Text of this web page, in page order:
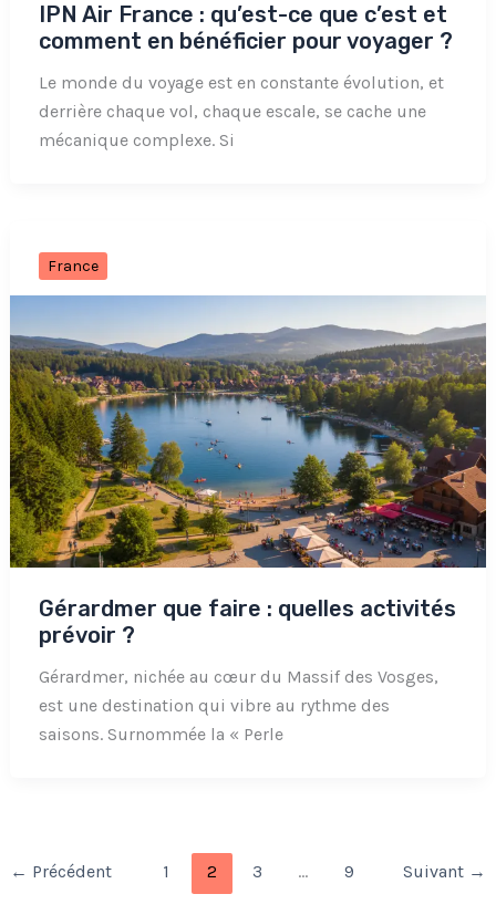
IPN Air France : qu’est-ce que c’est et
comment en bénéficier pour voyager ?
Le monde du voyage est en constante évolution, et
derrière chaque vol, chaque escale, se cache une
mécanique complexe. Si
France
Gérardmer que faire : quelles activités
prévoir ?
Gérardmer, nichée au cœur du Massif des Vosges,
est une destination qui vibre au rythme des
saisons. Surnommée la « Perle
← Précédent 1 2 3 … 9 Suivant →